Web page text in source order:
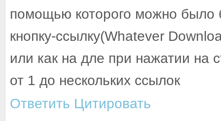
помощью которого можно было
кнопку-ссылку(Whatever
или как на дле при нажатии на
от 1 до нескольких ссылок
Ответить Цитировать